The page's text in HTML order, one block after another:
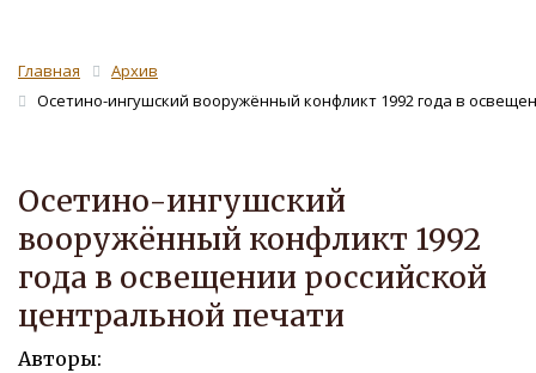
Главная
Архив
Осетино-ингушский вооружённый конфликт 1992 года в
Осетино-ингушский
вооружённый конфликт 1992
года в освещении российской
центральной печати
Авторы: